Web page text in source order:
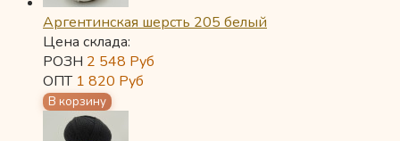
Аргентинская шерсть 205 белый
Цена склада:
РОЗН 2 548 Руб
ОПТ 1 820 Руб